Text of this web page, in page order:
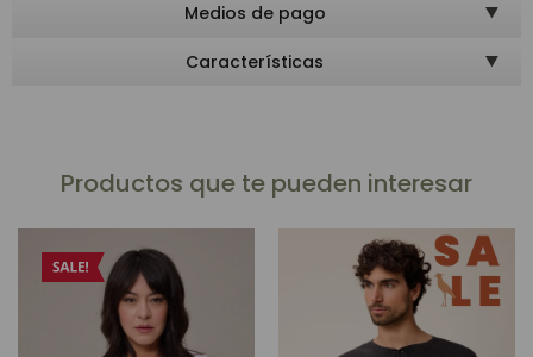
Medios de pago
Características
Productos que te pueden interesar